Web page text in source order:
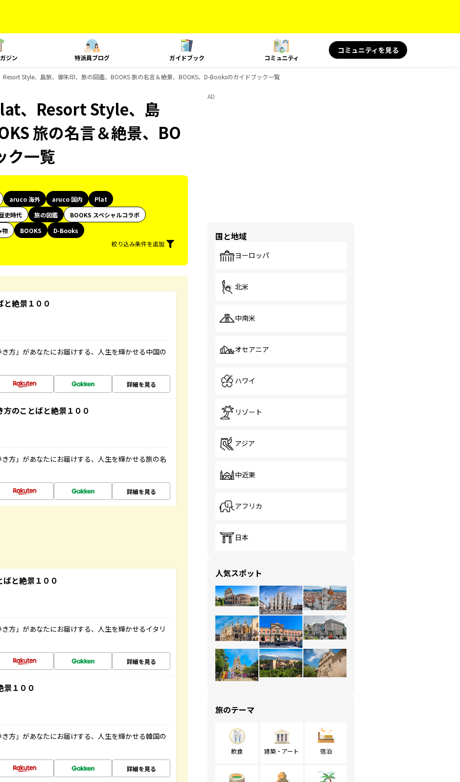
ジン 特派員ブログ ガイドブック コミュニティ
コミュニティを見る
Style、島旅、御朱印、旅の図鑑、BOOKS 旅の名言＆絶景、BOOKS、D-Booksのガイドブック一覧
、Resort Style、島
旅の名言＆絶景、BO
ク一覧
aruco 海外 aruco 国内
Plat
史時代 旅の図鑑
BOOKS スペシャルコラボ
物 BOOKS
D-Books
絞り込み条件を追加
絶景１００
方」があなたにお届けする、人生を輝かせる中国の
詳細を見る
のことばと絶景１００
方」があなたにお届けする、人生を輝かせる旅の名
詳細を見る
と絶景１００
方」があなたにお届けする、人生を輝かせるイタリ
詳細を見る
景１００
方」があなたにお届けする、人生を輝かせる韓国の
詳細を見る
AD
国と地域
ヨーロッパ
北米
中南米
オセアニア
ハワイ
リゾート
アジア
中近東
アフリカ
日本
人気スポット
旅のテーマ
飲食 建築・アート 宿泊